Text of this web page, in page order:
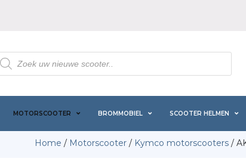
MOTORSCOOTER BROMMOBIEL SCOOTER HELMEN
Home / Motorscooter / Kymco motorscooters /